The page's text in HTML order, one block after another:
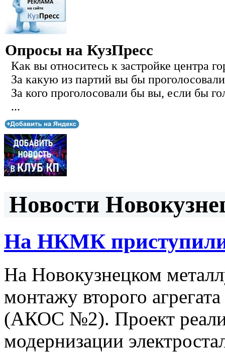
Опросы на КузПресс
Как вы относитесь к застройке центра
За какую из партий вы бы
За кого проголосовали бы вы, если бы
...
Новости
На НКМК
На Новокузнецком
монтажу второго
(АКОС №2). Проект
модернизации